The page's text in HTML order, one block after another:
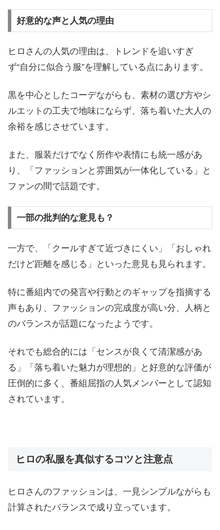
好意的な声と人気の理由
ヒロさんの人気の理由は、トレンドを追いすぎ
ず“自分に似合う服”を理解している点にあります。
黒を中心としたコーデながらも、素材の選び方やシ
ルエットの工夫で地味にならず、落ち着いた大人の
余裕を感じさせています。
また、服装だけでなく所作や表情にも統一感があ
り、「ファッションと雰囲気が一体化している」と
ファンの間で話題です。
一部の批判的な意見も？
一方で、「クールすぎて近づきにくい」「おしゃれ
だけど距離を感じる」といった意見も見られます。
特に番組内での発言や行動とのギャップを指摘する
声もあり、ファッションの完成度が高い分、人柄と
のバランスが話題になったようです。
それでも総合的には「センスが良くて清潔感があ
る」「落ち着いた魅力が理想的」と好意的な評価が
圧倒的に多く、番組屈指の人気メンバーとして認知
されています。
ヒロの私服を真似するコツと注意点
ヒロさんのファッションは、一見シンプルながらも
計算されたバランスで成り立っています。